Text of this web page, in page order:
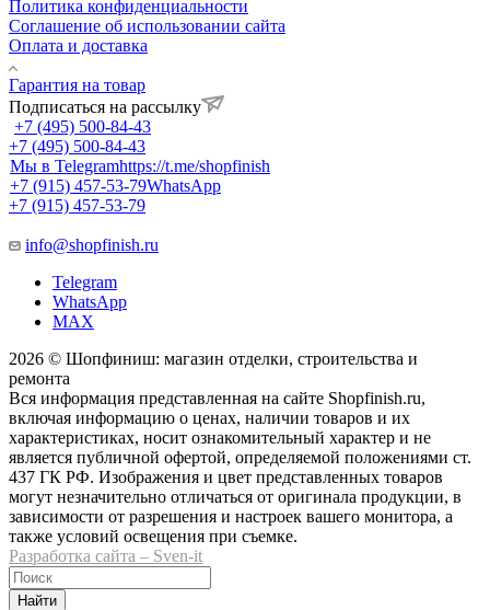
Политика конфиденциальности
Соглашение об использовании сайта
Оплата и доставка
Гарантия на товар
Подписаться на рассылку
+7 (495) 500-84-43
+7 (495) 500-84-43
Мы в Telegramhttps://t.me/shopfinish
+7 (915) 457-53-79WhatsApp
+7 (915) 457-53-79
info@shopfinish.ru
Telegram
WhatsApp
MAX
2026 © Шопфиниш: магазин отделки, строительства и
ремонта
Вся информация представленная на сайте Shopfinish.ru,
включая информацию о ценах, наличии товаров и их
характеристиках, носит ознакомительный характер и не
является публичной офертой, определяемой положениями ст.
437 ГК РФ. Изображения и цвет представленных товаров
могут незначительно отличаться от оригинала продукции, в
зависимости от разрешения и настроек вашего монитора, а
также условий освещения при съемке.
Разработка сайта – Sven-it
Найти